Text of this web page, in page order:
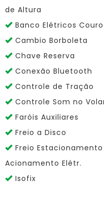
de Altura
Banco Elétricos Couro
Cambio Borboleta
Chave Reserva
Conexão Bluetooth
Controle de Tração
Controle Som no
Faróis Auxiliares
Freio a Disco
Freio
Acionamento Elétr.
Isofix